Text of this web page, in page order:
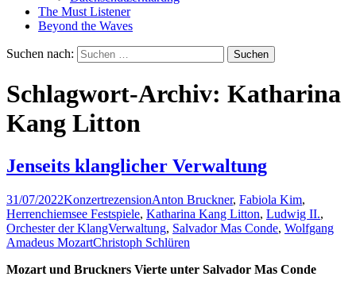
The Must Listener
Beyond the Waves
Suchen nach:
Schlagwort-Archiv: Katharina
Kang Litton
Jenseits klanglicher Verwaltung
31/07/2022KonzertrezensionAnton Bruckner, Fabiola Kim,
Herrenchiemsee Festspiele, Katharina Kang Litton, Ludwig II.,
Orchester der KlangVerwaltung, Salvador Mas Conde, Wolfgang
Amadeus MozartChristoph Schlüren
Mozart und Bruckners Vierte unter Salvador Mas Conde